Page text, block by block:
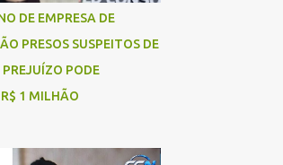
DE EMPRESA DE
PRESOS SUSPEITOS DE
PODE
1 MILHÃO
como Julimar Lucena, iria fazer 37 anos no
próximo dia 28 de junho. De acordo com
informações preliminares, o casal teria
discutido momentos antes do acidente.
invadido a contramão e colidido